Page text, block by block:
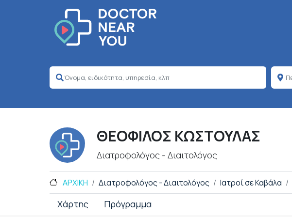
ΘΕΟΦΙΛΟΣ ΚΩΣΤΟΥΛΑΣ
Διατροφολόγος - Διαιτολόγος
ΑΡΧΙΚΗ Διατροφολόγος - Διαιτολόγος Ιατροί σε Καβάλα
Χάρτης Πρόγραμμα